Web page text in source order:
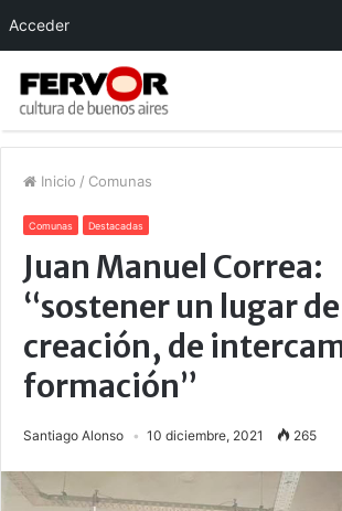
Inicio / Comunas
Comunas Destacadas
Juan Manuel Correa:
“sostener un lugar de
creación, de
formación”
Santiago Alonso 10 diciembre, 2021 265
Acceder